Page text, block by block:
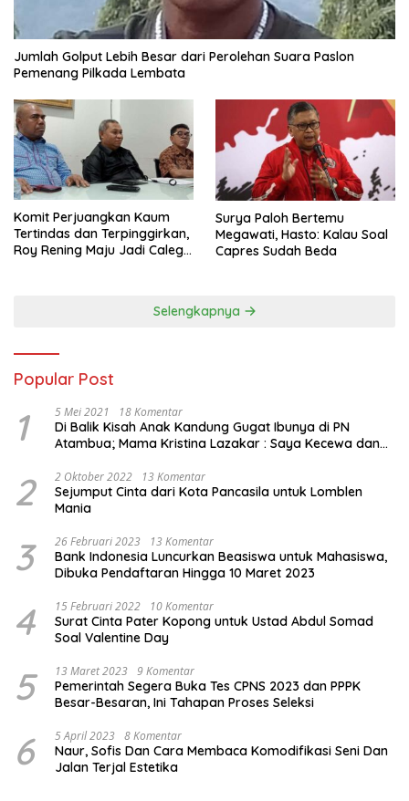
Jumlah Golput Lebih Besar dari Perolehan Suara Paslon
Pemenang Pilkada Lembata
Komit Perjuangkan Kaum
Tertindas dan Terpinggirkan,
Roy Rening Maju Jadi Caleg
Surya Paloh Bertemu
Megawati, Hasto: Kalau Soal
Capres Sudah Beda
Selengkapnya
Popular Post
1 5 Mei 2021 18 Komentar
Di Balik Kisah Anak Kandung Gugat Ibunya di PN
Atambua; Mama Kristina Lazakar : Saya Kecewa dan
2 2 Oktober 2022 13 Komentar
Sejumput Cinta dari Kota Pancasila untuk Lomblen
Mania
3 26 Februari 2023 13 Komentar
Bank Indonesia Luncurkan Beasiswa untuk Mahasiswa,
Dibuka Pendaftaran Hingga 10 Maret 2023
4 15 Februari 2022 10 Komentar
Surat Cinta Pater Kopong untuk Ustad Abdul Somad
Soal Valentine Day
5 13 Maret 2023 9 Komentar
Pemerintah Segera Buka Tes CPNS 2023 dan PPPK
Besar-Besaran, Ini Tahapan Proses Seleksi
6 5 April 2023 8 Komentar
Naur, Sofis Dan Cara Membaca Komodifikasi Seni Dan
Jalan Terjal Estetika